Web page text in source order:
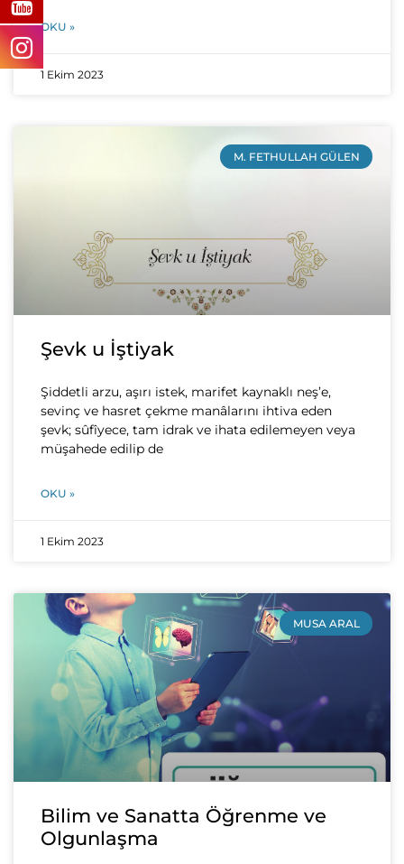
OKU »
1 Ekim 2023
M. FETHULLAH GÜLEN
Şevk u İştiyak
Şiddetli arzu, aşırı istek, marifet kaynaklı neş’e,
sevinç ve hasret çekme manâlarını ihtiva eden
şevk; sûfîyece, tam idrak ve ihata edilemeyen veya
müşahede edilip de
OKU »
1 Ekim 2023
MUSA ARAL
Bilim ve Sanatta Öğrenme ve
Olgunlaşma